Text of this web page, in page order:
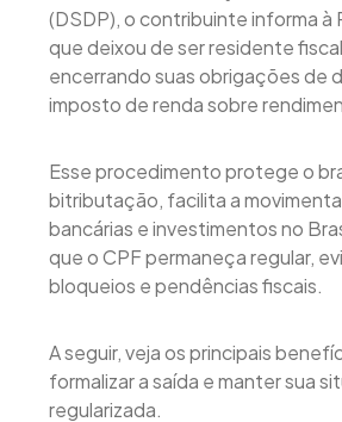
(DSDP), o contribuinte informa à
que deixou de ser residente
encerrando suas obrigações de
imposto de renda sobre
Esse procedimento protege o
bitributação, facilita a
bancárias e investimentos no
que o CPF permaneça regular,
bloqueios e pendências fiscais.
A seguir, veja os principais
formalizar a saída e manter sua
regularizada.